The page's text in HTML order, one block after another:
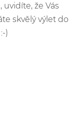
uvidíte, že Vás
skvělý výlet do
)